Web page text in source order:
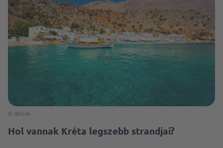
© iStock
Hol vannak Kréta legszebb strandjai?